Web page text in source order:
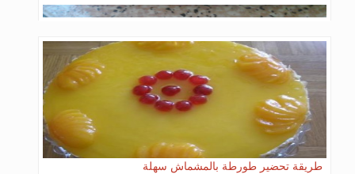
طريقة تحضير طورطة بالمشماش سهلة